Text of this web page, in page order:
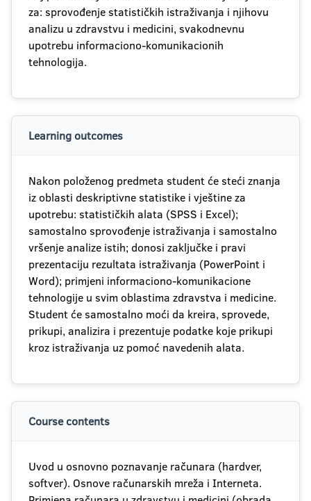
za: sprovođenje statističkih istraživanja i njihovu
analizu u zdravstvu i medicini, svakodnevnu
upotrebu informaciono-komunikacionih
tehnologija.
Learning outcomes
Nakon položenog predmeta student će steći znanja
iz oblasti deskriptivne statistike i vještine za
upotrebu: statističkih alata (SPSS i Excel);
samostalno sprovođenje istraživanja i samostalno
vršenje analize istih; donosi zaključke i pravi
prezentaciju rezultata istraživanja (PowerPoint i
Word); primjeni informaciono-komunikacione
tehnologije u svim oblastima zdravstva i medicine.
Student će samostalno moći da kreira, sprovede,
prikupi, analizira i prezentuje podatke koje prikupi
kroz istraživanja uz pomoć navedenih alata.
Course contents
Uvod u osnovno poznavanje računara (hardver,
softver). Osnove računarskih mreža i Interneta.